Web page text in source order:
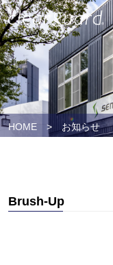
HOME > お知らせ
Brush-Up